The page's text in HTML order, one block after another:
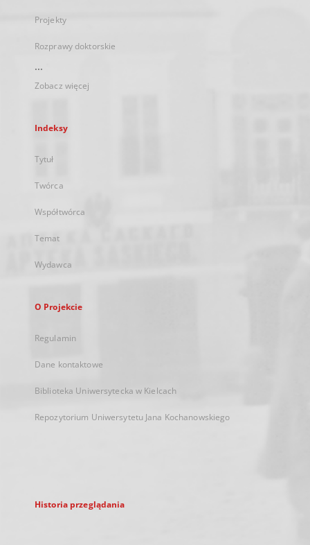
Projekty
Rozprawy doktorskie
...
Zobacz więcej
Indeksy
Tytuł
Twórca
Współtwórca
Temat
Wydawca
O Projekcie
Regulamin
Dane kontaktowe
Biblioteka Uniwersytecka w Kielcach
Repozytorium Uniwersytetu Jana Kochanowskiego
Historia przeglądania